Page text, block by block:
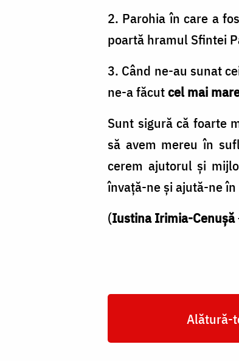
2. Parohia în care a
poartă hramul Sfintei
3. Când ne-au sunat
ne-a făcutcel mai
Sunt sigură că foarte
să avem mereu în
cerem ajutorul și
învață-ne și ajută-ne
(Iustina Irimia-Cenușă
Alătură-